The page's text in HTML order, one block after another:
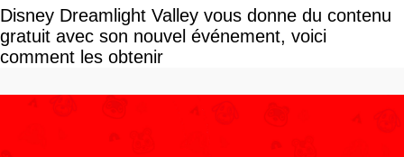
Disney Dreamlight Valley vous donne du contenu
gratuit avec son nouvel événement, voici
comment les obtenir